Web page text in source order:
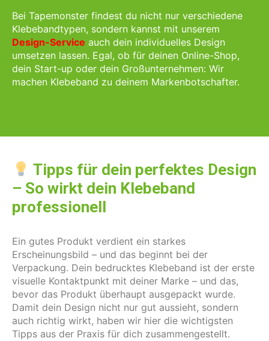
Bei Tapemonster findest du nicht nur verschiedene
Klebebandtypen, sondern kannst mit unserem
Design-Service auch dein individuelles Design
umsetzen lassen. Egal, ob für deinen Online-Shop,
dein Start-up oder dein Großunternehmen: Wir
machen Klebeband zu deinem Markenbotschafter.
Tipps für dein perfektes Design
– So wirkt dein Klebeband
professionell
Ein gutes Produkt verdient ein starkes
Erscheinungsbild – und das beginnt bei der
Verpackung. Dein bedrucktes Klebeband ist der erste
visuelle Kontaktpunkt mit deiner Marke – und das,
bevor das Produkt überhaupt ausgepackt wurde.
Damit dein Design nicht nur gut aussieht, sondern
auch richtig wirkt, haben wir hier die wichtigsten
Tipps aus der Praxis für dich zusammengestellt.